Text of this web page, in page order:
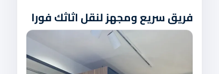
فريق سريع ومجهز لنقل اثاثك فورا